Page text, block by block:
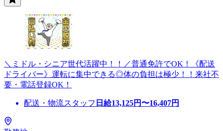
＼ミドル・シニア世代活躍中！！／普通免許でOK！《配送
ドライバー》運転に集中できる◎体の負担は極少！！来社不
要・電話登録OK！
配送・物流スタッフ 日給13,125円〜16,407円